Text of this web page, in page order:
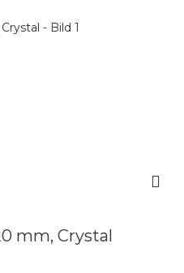
mm, Crystal